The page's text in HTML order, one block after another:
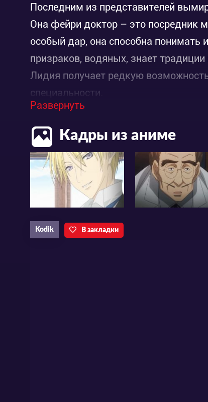
Последним из представителей
Она фейри доктор – это
особый дар, она способна
призраков, водяных, знает
Лидия получает редкую
специальности.
Лорд Эдгар, сделавший
утраченной реликвии своего
рассказывает всем, что именно
далеко не так чудесно. Кто этот
Развернуть
Кадры из аниме
Kodik В закладки